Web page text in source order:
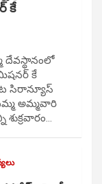
కే
దేవస్థానంలో
కే
సిరాన్యూస్
అమ్మవారి